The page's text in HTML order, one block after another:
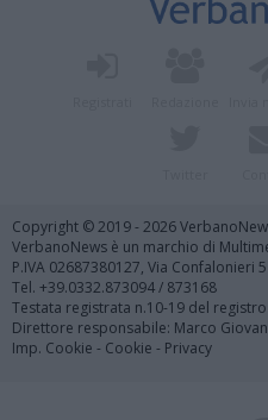
Copyright © 2019 - 2026
VerbanoNews è un marchio di
P.IVA 02687380127, Via Confalonieri
Tel. +39.0332.873094 / 873168
Testata registrata n.10-19 del
Direttore responsabile: Marco
Imp. Cookie - Cookie - Privacy